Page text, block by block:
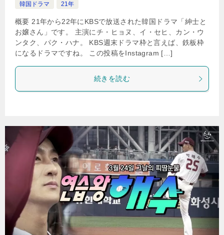
韓国ドラマ
21年
概要 21年から22年にKBSで放送された韓国ドラマ「紳士と
お嬢さん」です。 主演にチ・ヒョヌ、イ・セヒ、カン・ウ
ンタク、パク・ハナ。 KBS週末ドラマ枠と言えば、鉄板枠
になるドラマですね。 この投稿をInstagram […]
続きを読む